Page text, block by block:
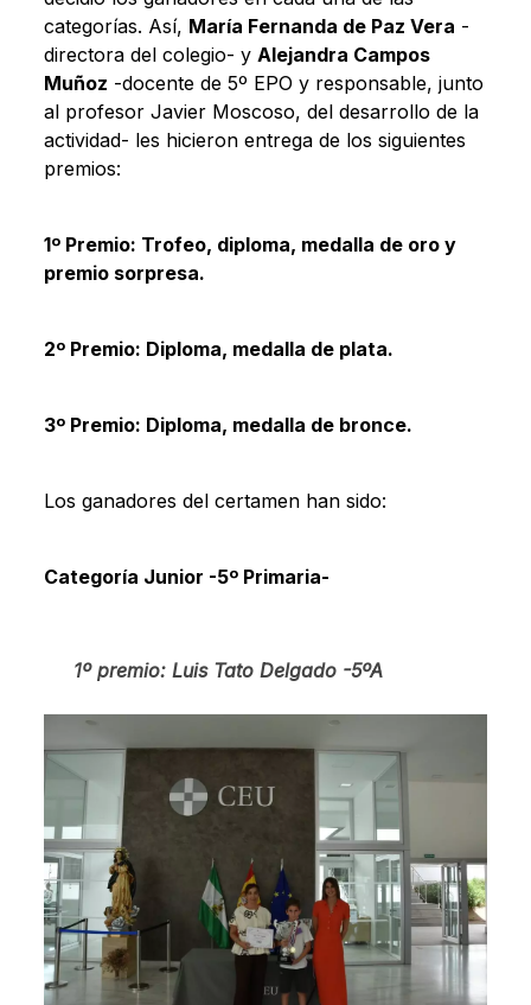
categorías. Así, María Fernanda de Paz Vera -
directora del colegio- y Alejandra Campos
Muñoz -docente de 5º EPO y responsable, junto
al profesor Javier Moscoso, del desarrollo de la
actividad- les hicieron entrega de los siguientes
premios:
1º Premio: Trofeo, diploma, medalla de oro y
premio sorpresa.
2º Premio: Diploma, medalla de plata.
3º Premio: Diploma, medalla de bronce.
Los ganadores del certamen han sido:
Categoría Junior -5º Primaria-
1º premio: Luis Tato Delgado -5ºA